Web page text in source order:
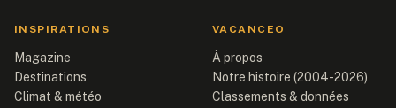
INSPIRATIONS
Magazine
Destinations
Climat & météo
VACANCEO
À propos
Notre histoire (2004-2026)
Classements & données